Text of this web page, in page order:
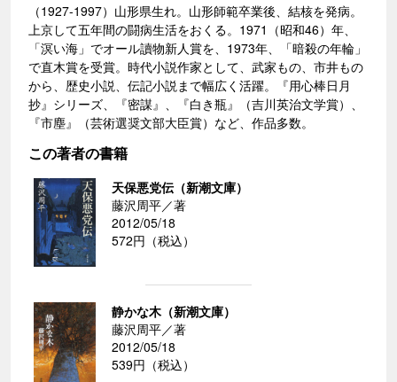
（1927-1997）山形県生れ。山形師範卒業後、結核を発病。
上京して五年間の闘病生活をおくる。1971（昭和46）年、
「溟い海」でオール讀物新人賞を、1973年、「暗殺の年輪」
で直木賞を受賞。時代小説作家として、武家もの、市井もの
から、歴史小説、伝記小説まで幅広く活躍。『用心棒日月
抄』シリーズ、『密謀』、『白き瓶』（吉川英治文学賞）、
『市塵』（芸術選奨文部大臣賞）など、作品多数。
この著者の書籍
天保悪党伝（新潮文庫）
藤沢周平／著
2012/05/18
572円（税込）
静かな木（新潮文庫）
藤沢周平／著
2012/05/18
539円（税込）